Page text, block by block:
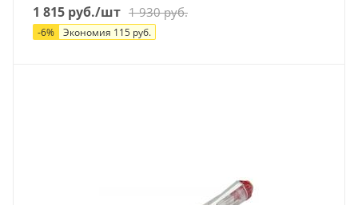
1 815 руб./шт 1 930руб.
-6% Экономия 115 руб.